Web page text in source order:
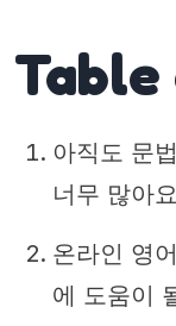
아직도 문
너무 많아
온라인 영
에 도움이